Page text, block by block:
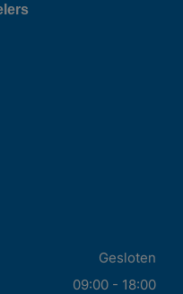
Gesloten
09:00 - 18:00